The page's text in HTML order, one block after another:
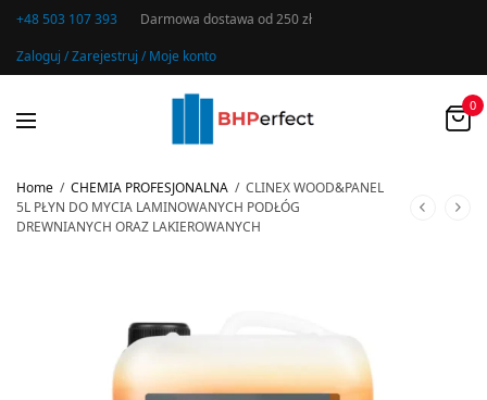
+48 503 107 393 Darmowa dostawa od 250 zł
Zaloguj / Zarejestruj / Moje konto
0
Home / CHEMIA PROFESJONALNA / CLINEX WOOD&PANEL
5L PŁYN DO MYCIA LAMINOWANYCH PODŁÓG
DREWNIANYCH ORAZ LAKIEROWANYCH